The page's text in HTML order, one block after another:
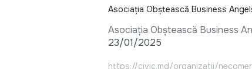
Asociaţia Obştească Business
Asociaţia Obştească Business
23/01/2025
https://civic.md/organizatii/